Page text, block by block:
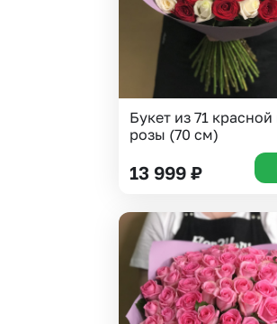
Букет из 71
розы (70 см)
13 999 ₽